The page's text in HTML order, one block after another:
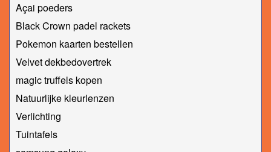
Açai poeders
Black Crown padel rackets
Pokemon kaarten bestellen
Velvet dekbedovertrek
magic truffels kopen
Natuurlijke kleurlenzen
Verlichting
Tuintafels